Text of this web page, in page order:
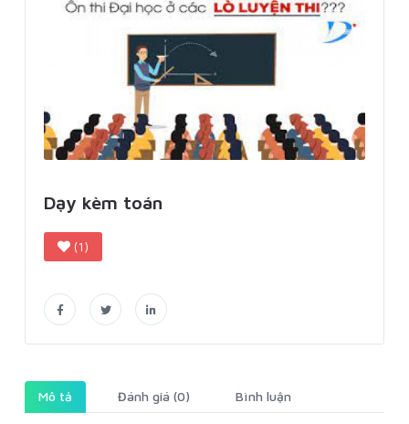
Dạy kèm toán
(1)
Mô tả Đánh giá (0) Bình luận